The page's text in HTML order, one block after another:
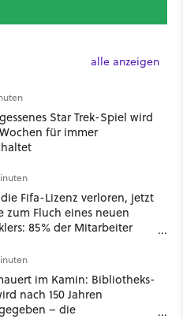
alle anzeigen
Star Trek-Spiel wird
für immer
Fifa-Lizenz verloren, jetzt
zum Fluch eines neuen
85% der Mitarbeiter
im Kamin: Bibliotheks-
nach 150 Jahren
– die